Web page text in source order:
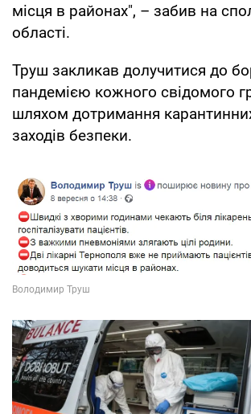
місця в районах", – забив на
області.
Труш закликав долучитися до
пандемією кожного свідомого
шляхом дотримання
заходів безпеки.